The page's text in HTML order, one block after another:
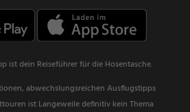
ist dein Reiseführer für die Hosentasche.
abwechslungsreichen Ausflugstipps
ist Langeweile definitiv kein Thema